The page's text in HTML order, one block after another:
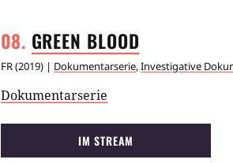
GREEN BLOOD
FR(2019) | Dokumentarserie,Investigative
Dokumentarserie
IM STREAM